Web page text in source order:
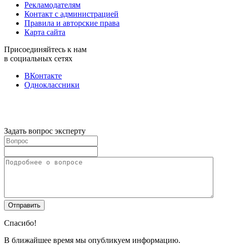
Рекламодателям
Контакт с администрацией
Правила и авторские права
Карта сайта
Присоединяйтесь к нам
в социальных сетях
ВКонтакте
Одноклассники
Задать вопрос эксперту
Спасибо!
В ближайшее время мы опубликуем информацию.